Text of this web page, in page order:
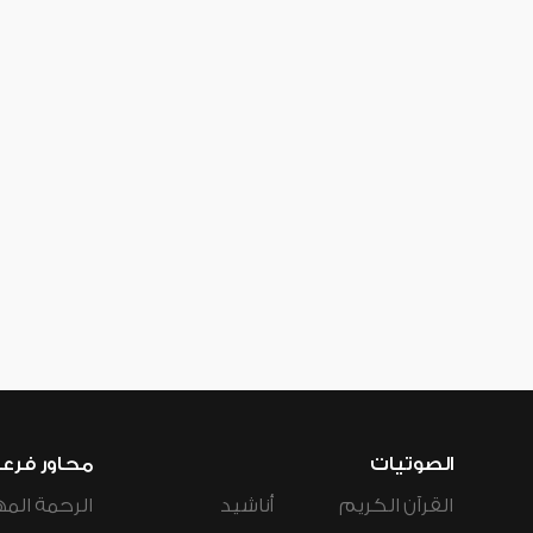
الصوتيات
القرآن الكريم
أناشيد
محاور
الرحمة